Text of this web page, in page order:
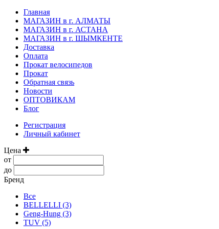
Главная
МАГАЗИН в г. АЛМАТЫ
МАГАЗИН в г. АСТАНА
МАГАЗИН в г. ШЫМКЕНТЕ
Доставка
Оплата
Прокат велосипедов
Прокат
Обратная связь
Новости
ОПТОВИКАМ
Блог
Регистрация
Личный кабинет
Цена
от
до
Бренд
Все
BELLELLI (3)
Geng-Hung (3)
TUV (5)